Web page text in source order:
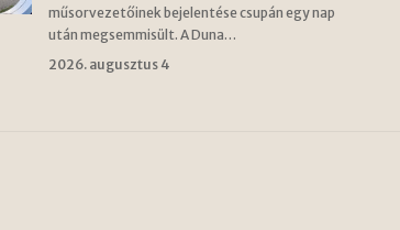
műsorvezetőinek bejelentése csupán egy nap
után megsemmisült. A Duna…
2026. augusztus 4